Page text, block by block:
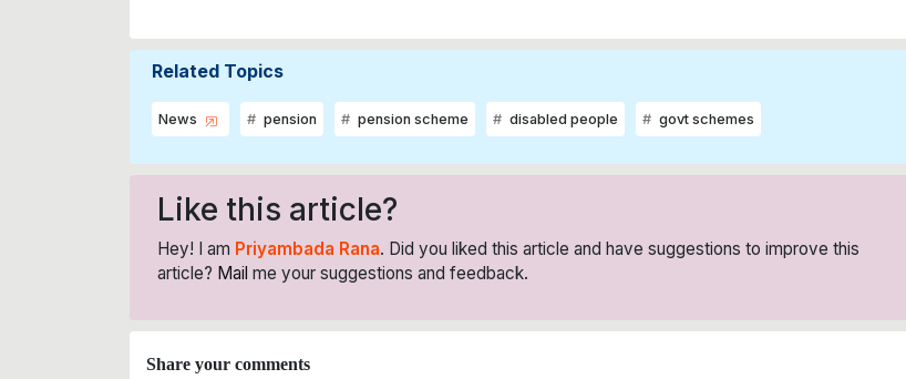
Related Topics
News pension pension scheme disabled people govt schemes
Like this article?
Hey! I am Priyambada Rana. Did you liked this article and have suggestions to improve this
article? Mail me your suggestions and feedback.
Share your comments